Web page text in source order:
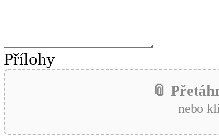
Přílohy
📎
nebo